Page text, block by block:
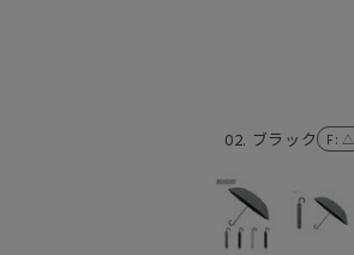
02. ブラック F : △